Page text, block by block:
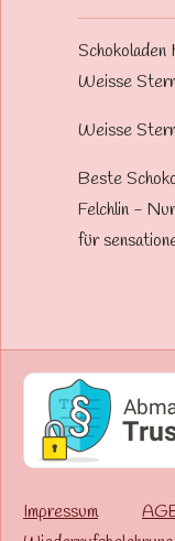
Schokoladen
Weisse
Weisse
Beste
Felchlin -
für
Impressum